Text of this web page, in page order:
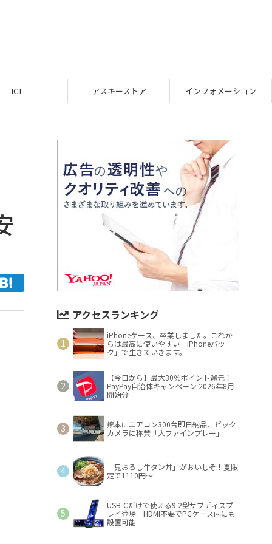
ICT アスキーストア インフォメーション
アクセスランキング
iPhoneケース、卒業しました。これか
らは最高に使いやすい「iPhoneバッ
ク」で生きていきます。
【今日から】最大30％ポイント還元！
PayPay自治体キャンペーン 2026年8月
開始分
熊本にエアコン300台即日納品、ビック
カメラに称賛「大ファインプレー」
「鬼おろし牛タン丼」がおいしそ！夏限
定で1110円～
USB-Cだけで使える9.2型サブディスプ
レイ登場 HDMI不要でPCケース内にも
設置可能